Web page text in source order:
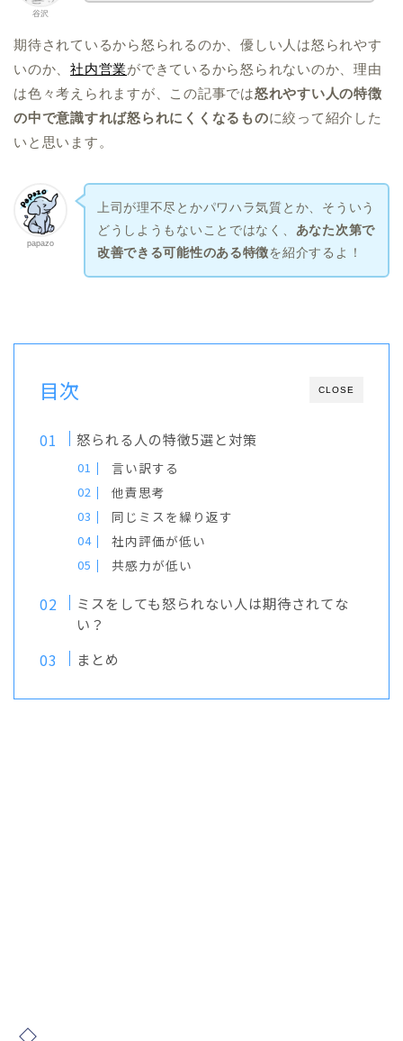
谷沢
期待されているから怒られるのか、優しい人は怒られやす
いのか、社内営業ができているから怒られないのか、理由
は色々考えられますが、この記事では怒れやすい人の特徴
の中で意識すれば怒られにくくなるものに絞って紹介した
いと思います。
papazo
上司が理不尽とかパワハラ気質とか、そういう
どうしようもないことではなく、 あなた次第で
改善できる可能性のある特徴を紹介するよ！
CLOSE
目次
怒られる人の特徴5選と対策
言い訳する
他責思考
同じミスを繰り返す
社内評価が低い
共感力が低い
ミスをしても怒られない人は期待されてな
い？
まとめ